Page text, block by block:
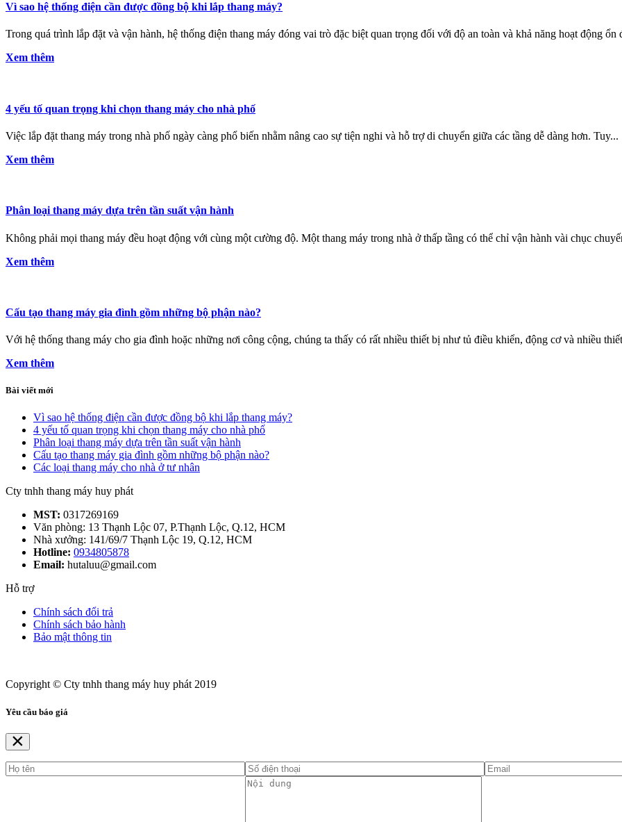
Vì sao hệ thống điện cần được đồng bộ khi lắp thang máy?
Trong quá trình lắp đặt và vận hành, hệ thống điện thang máy đóng vai trò đặc biệt quan trọng đối với độ an toàn và khả năng hoạt động ổn
Xem thêm
4 yếu tố quan trọng khi chọn thang máy cho nhà phố
Việc lắp đặt thang máy trong nhà phố ngày càng phổ biến nhằm nâng cao sự tiện nghi và hỗ trợ di chuyển giữa các tầng dễ dàng hơn. Tuy...
Xem thêm
Phân loại thang máy dựa trên tần suất vận hành
Không phải mọi thang máy đều hoạt động với cùng một cường độ. Một thang máy trong nhà ở thấp tầng có thể chỉ vận hành vài chục
Xem thêm
Cấu tạo thang máy gia đình gồm những bộ phận nào?
Với hệ thống thang máy cho gia đình hoặc những nơi công cộng, chúng ta thấy có rất nhiều thiết bị như tủ điều khiển, động cơ và nhiều
Xem thêm
Bài viết mới
Vì sao hệ thống điện cần được đồng bộ khi lắp thang máy?
4 yếu tố quan trọng khi chọn thang máy cho nhà phố
Phân loại thang máy dựa trên tần suất vận hành
Cấu tạo thang máy gia đình gồm những bộ phận nào?
Các loại thang máy cho nhà ở tư nhân
Cty tnhh thang máy huy phát
MST: 0317269169
Văn phòng: 13 Thạnh Lộc 07, P.Thạnh Lộc, Q.12, HCM
Nhà xưởng: 141/69/7 Thạnh Lộc 19, Q.12, HCM
Hotline: 0934805878
Email: hutaluu@gmail.com
Hỗ trợ
Chính sách đổi trả
Chính sách bảo hành
Bảo mật thông tin
Copyright © Cty tnhh thang máy huy phát 2019
Yêu cầu báo giá
×